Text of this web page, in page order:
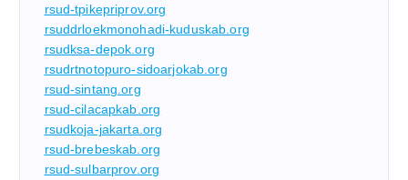
rsud-tpikepriprov.org
rsuddrloekmonohadi-kuduskab.org
rsudksa-depok.org
rsudrtnotopuro-sidoarjokab.org
rsud-sintang.org
rsud-cilacapkab.org
rsudkoja-jakarta.org
rsud-brebeskab.org
rsud-sulbarprov.org